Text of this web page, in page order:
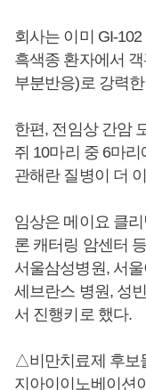
회사는 이미 GI-
흑색종 환자에서
부분반응)로 강력
한편, 전임상 간암
쥐 10마리 중 6마
관해란 질병이 더
임상은 메이요 클
론 캐터링 암센터
서울삼성병원, 서
세브란스 병원, 성
서 진행키로 했다.
△비만치료제 후보
지아이이노베이션